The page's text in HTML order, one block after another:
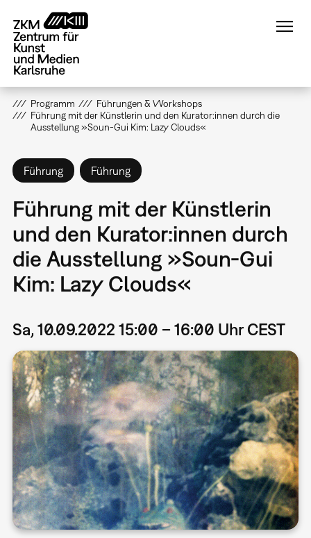
zum
Inhalt
Programm
Führungen & Workshops
Führung mit der Künstlerin und den Kurator:innen durch die
Ausstellung »Soun-Gui Kim: Lazy Clouds«
Führung Führung
Führung mit der Künstlerin
und den Kurator:innen durch
die Ausstellung »Soun-Gui
Kim: Lazy Clouds«
Sa, 10.09.2022 15:00 – 16:00 Uhr CEST